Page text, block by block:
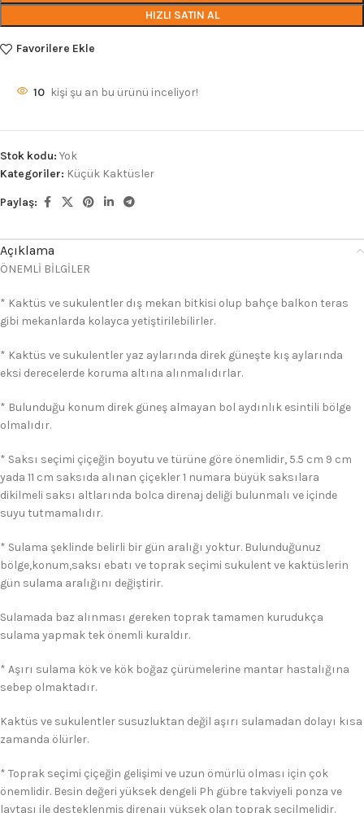
HIZLI SATIN AL
Favorilere Ekle
10 kişi şu an bu ürünü inceliyor!
Stok kodu: Yok
Kategoriler: Küçük Kaktüsler
Paylaş:
Açıklama
ÖNEMLİ BİLGİLER
* Kaktüs ve sukulentler dış mekan bitkisi olup bahçe balkon teras
gibi mekanlarda kolayca yetiştirilebilirler.
* Kaktüs ve sukulentler yaz aylarında direk güneşte kış aylarında
eksi derecelerde koruma altına alınmalıdırlar.
* Bulunduğu konum direk güneş almayan bol aydınlık esintili bölge
olmalıdır.
* Saksı seçimi çiçeğin boyutu ve türüne göre önemlidir, 5.5 cm 9 cm
yada 11 cm saksıda alınan çiçekler 1 numara büyük saksılara
dikilmeli saksı altlarında bolca direnaj deliği bulunmalı ve içinde
suyu tutmamalıdır.
* Sulama şeklinde belirli bir gün aralığı yoktur. Bulunduğunuz
bölge,konum,saksı ebatı ve toprak seçimi sukulent ve kaktüslerin
gün sulama aralığını değiştirir.
Sulamada baz alınması gereken toprak tamamen kurudukça
sulama yapmak tek önemli kuraldır.
* Aşırı sulama kök ve kök boğaz çürümelerine mantar hastalığına
sebep olmaktadır.
Kaktüs ve sukulentler susuzluktan değil aşırı sulamadan dolayı kısa
zamanda ölürler.
* Toprak seçimi çiçeğin gelişimi ve uzun ömürlü olması için çok
önemlidir. Besin değeri yüksek dengeli Ph gübre takviyeli ponza ve
lavtaşı ile desteklenmiş direnajı yüksek olan toprak seçilmelidir.